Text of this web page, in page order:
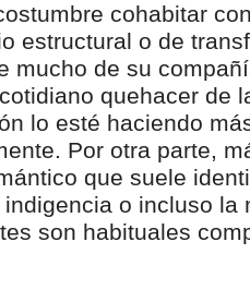
cohabitar
estructural o de
mucho de su
quehacer de
lo esté haciendo
Por otra parte,
que suele
o incluso la
son habituales